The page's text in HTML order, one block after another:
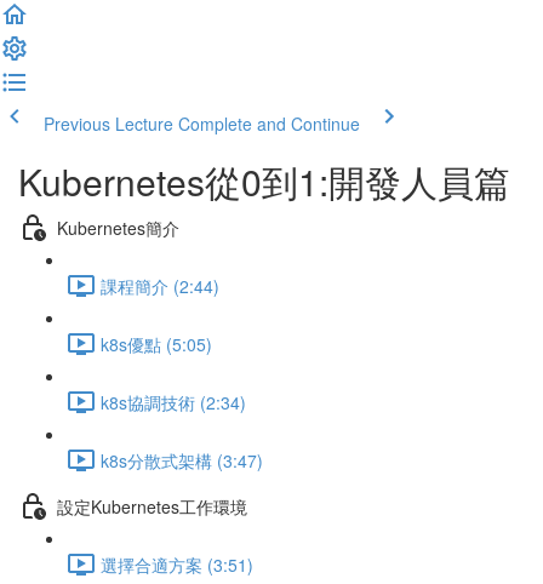
Previous Lecture Complete and Continue
Kubernetes從0到1:開發人員篇
Kubernetes簡介
課程簡介 (2:44)
k8s優點 (5:05)
k8s協調技術 (2:34)
k8s分散式架構 (3:47)
設定Kubernetes工作環境
選擇合適方案 (3:51)